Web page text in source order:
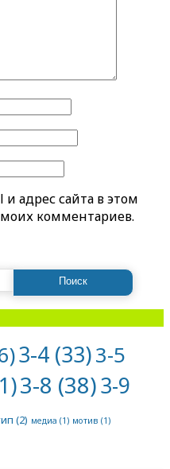
адрес сайта в этом
комментариев.
3-4 (33)3-5
3-8 (38)3-9
(2) медиа (1) мотив (1)